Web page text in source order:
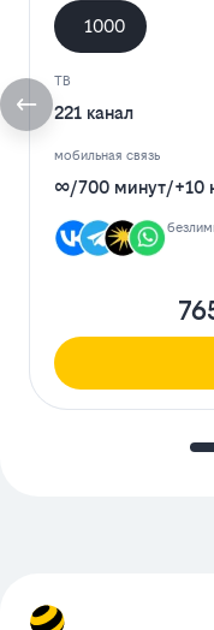
1000
ТВ
221 канал
мобильная связь
∞/700 минут/+10